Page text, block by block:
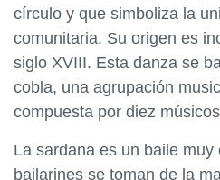
círculo y que simboliza la
comunitaria. Su origen es
siglo XVIII. Esta danza se
cobla, una agrupación
compuesta por diez
La sardana es un baile
bailarines se toman de la